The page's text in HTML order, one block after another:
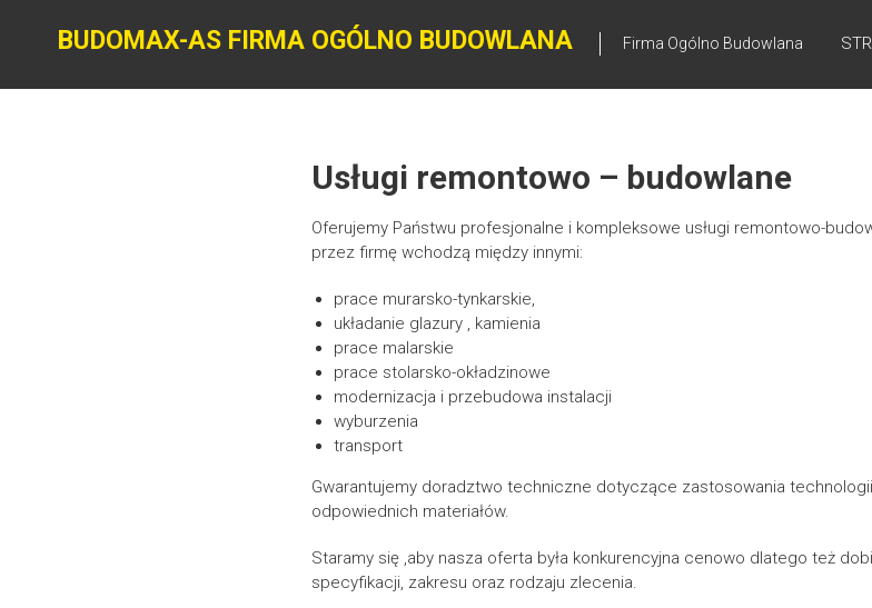
BUDOMAX-AS FIRMA OGÓLNO BUDOWLANA Firma Ogólno Budowlana
Usługi remontowo – budowlane
Oferujemy Państwu profesjonalne i kompleksowe usługi remontowo-
przez firmę wchodzą między innymi:
prace murarsko-tynkarskie,
układanie glazury , kamienia
prace malarskie
prace stolarsko-okładzinowe
modernizacja i przebudowa instalacji
wyburzenia
transport
Gwarantujemy doradztwo techniczne dotyczące zastosowania
odpowiednich materiałów.
Staramy się ,aby nasza oferta była konkurencyjna cenowo dlatego też
specyfikacji, zakresu oraz rodzaju zlecenia.